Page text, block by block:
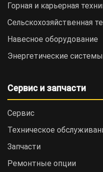
Горная и карьерная
Сельскохозяйственная
Навесное оборудование
Энергетические системы
Сервис и запчасти
Сервис
Техническое
Запчасти
Ремонтные опции